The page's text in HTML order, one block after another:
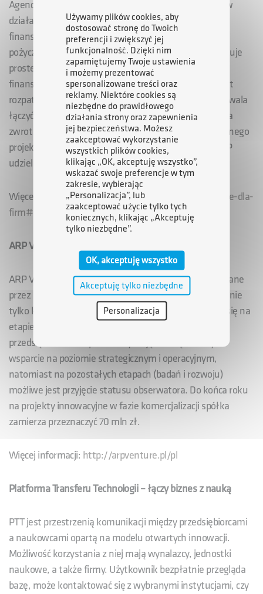
Agencja kieruje swoją ofertę do dużych przedsiębiorstw
działających we wszystkich branżach, szukających
finansowania rozwoju i inwestycji. Mogą oni liczyć na
pożyczki od kilku do kilkudziesięciu milionów. ARP stosuje
proste i przejrzyste zasady przy ubieganiu się o
finansowanie. Brak jest ukrytych opłat, a każdy projekt
rozpatrywany jest indywidualnie. Dodatkowo ARP pozwala
łączyć pożyczki własne z finansowaniem bankowym, a
zwrot pożyczki dopasowany jest do specyfiki realizowanego
projektu (raty są stałe lub zmienne). Od 2010 roku ARP
udzieliła pożyczek na łączną kwotę 2,91 mld zł.
Więcej informacji:http://www.arp.pl/uslugi-finansowe-dla-
firm#/pozyczki_791
ARP Venture – innowacyjne MŚP
ARP Venture inwestuje w innowacyjne projekty rozwijane
przez małe i średnie przedsiębiorstwa. Spółka oferuje nie
tylko kapitał, ale i doradztwo. ARP Venture angażuje się na
etapie wdrażania do produkcji lub ekspansji
przedsiębiorstwa. Spółki otrzymują w związku z tym
wsparcie na poziomie strategicznym i operacyjnym,
natomiast na pozostałych etapach (badań i rozwoju)
możliwe jest przyjęcie statusu obserwatora. Do końca roku
na projekty innowacyjne w fazie komercjalizacji spółka
zamierza przeznaczyć 70 mln zł.
Więcej informacji: http://arpventure.pl/pl
Platforma Transferu Technologii – łączy biznes z nauką
PTT jest przestrzenią komunikacji między przedsiębiorcami
a naukowcami opartą na modelu otwartych innowacji.
Możliwość korzystania z niej mają wynalazcy, jednostki
naukowe, a także firmy. Użytkownik bezpłatnie przegląda
bazę, może kontaktować się z wybranymi instytucjami, czy
Używamy plików cookies, aby
dostosować stronę do Twoich
preferencji i zwiększyć jej
funkcjonalność. Dzięki nim
zapamiętujemy Twoje ustawienia
i możemy prezentować
spersonalizowane treści oraz
reklamy. Niektóre cookies są
niezbędne do prawidłowego
działania strony oraz zapewnienia
jej bezpieczeństwa. Możesz
zaakceptować wykorzystanie
wszystkich plików cookies,
klikając „OK, akceptuję wszystko”,
wskazać swoje preferencje w tym
zakresie, wybierając
„Personalizacja”, lub
zaakceptować użycie tylko tych
koniecznych, klikając „Akceptuję
tylko niezbędne”.
OK, akceptuję wszystko
Akceptuję tylko niezbędne
Personalizacja